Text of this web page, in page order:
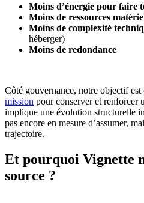
Moins d’énergie pour faire
Moins de ressources
Moins de complexité
héberger)
Moins de redondance
Côté gouvernance, notre objectif est
mission pour conserver et renforcer
implique une évolution structurelle
pas encore en mesure d’assumer,
trajectoire.
Et pourquoi Vignette
source ?